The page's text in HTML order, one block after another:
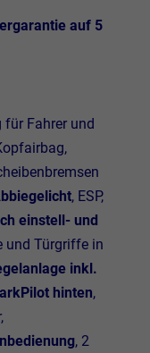
auf 5
für Fahrer und
, ESP,
einstell- und
und Türgriffe in
inkl.
hinten,
, 2